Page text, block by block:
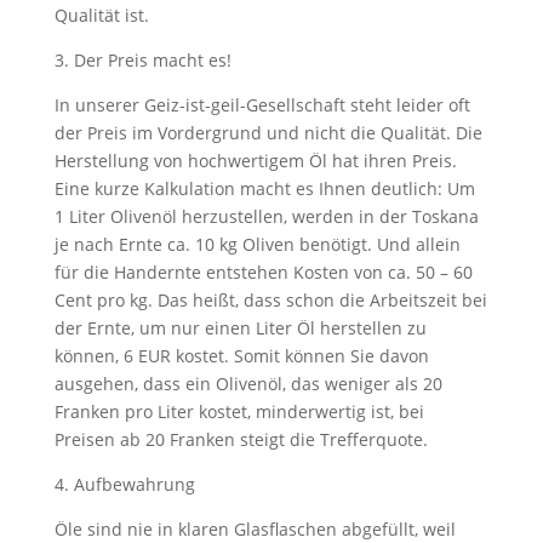
Qualität ist.
3. Der Preis macht es!
In unserer Geiz-ist-geil-Gesellschaft steht leider oft
der Preis im Vordergrund und nicht die Qualität. Die
Herstellung von hochwertigem Öl hat ihren Preis.
Eine kurze Kalkulation macht es Ihnen deutlich: Um
1 Liter Olivenöl herzustellen, werden in der Toskana
je nach Ernte ca. 10 kg Oliven benötigt. Und allein
für die Handernte entstehen Kosten von ca. 50 – 60
Cent pro kg. Das heißt, dass schon die Arbeitszeit bei
der Ernte, um nur einen Liter Öl herstellen zu
können, 6 EUR kostet. Somit können Sie davon
ausgehen, dass ein Olivenöl, das weniger als 20
Franken pro Liter kostet, minderwertig ist, bei
Preisen ab 20 Franken steigt die Trefferquote.
4. Aufbewahrung
Öle sind nie in klaren Glasflaschen abgefüllt, weil